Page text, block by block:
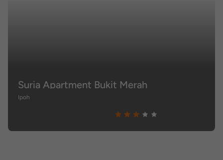
Suria Apartment Bukit Merah
Ipoh